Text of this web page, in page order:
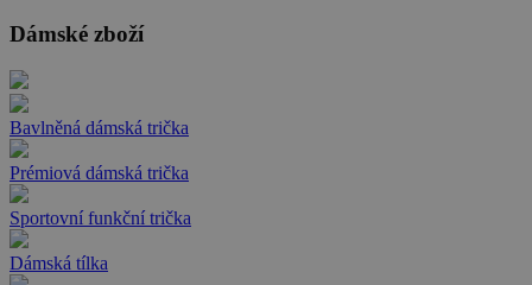
Dámské zboží
Bavlněná dámská trička
Prémiová dámská trička
Sportovní funkční trička
Dámská tílka